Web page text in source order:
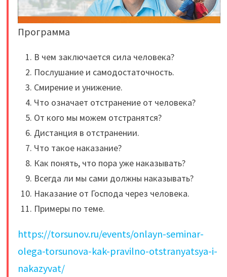
Программа
В чем заключается сила человека?
Послушание и самодостаточность.
Смирение и унижение.
Что означает отстранение от человека?
От кого мы можем отстранятся?
Дистанция в отстранении.
Что такое наказание?
Как понять, что пора уже наказывать?
Всегда ли мы сами должны наказывать?
Наказание от Господа через человека.
Примеры по теме.
https://torsunov.ru/events/onlayn-seminar-
olega-torsunova-kak-pravilno-otstranyatsya-i-
nakazyvat/